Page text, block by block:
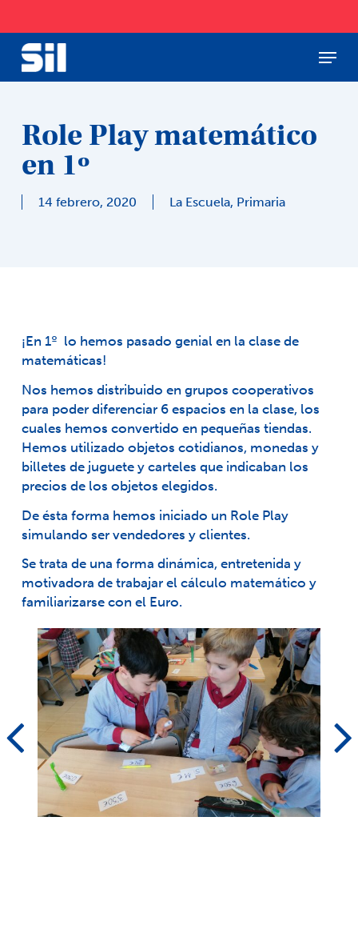
main
content
Menu
Role Play matemático
en 1º
14 febrero, 2020 La Escuela, Primaria
¡En 1º lo hemos pasado genial en la clase de
matemáticas!
Nos hemos distribuido en grupos cooperativos
para poder diferenciar 6 espacios en la clase, los
cuales hemos convertido en pequeñas tiendas.
Hemos utilizado objetos cotidianos, monedas y
billetes de juguete y carteles que indicaban los
precios de los objetos elegidos.
De ésta forma hemos iniciado un Role Play
simulando ser vendedores y clientes.
Se trata de una forma dinámica, entretenida y
motivadora de trabajar el cálculo matemático y
familiarizarse con el Euro.
Close
Menu